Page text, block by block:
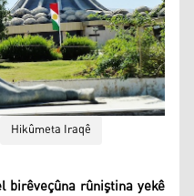
Hikûmeta Iraqê
birêveçûna rûniştina yekê